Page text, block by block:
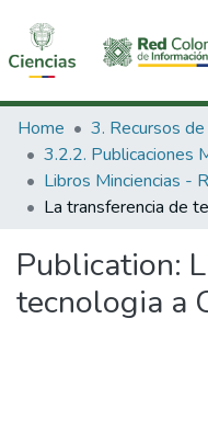
Communities &
All of DSpace
Statistics
Home
Publication:
tecnologia a